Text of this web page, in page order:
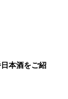
本酒をご紹